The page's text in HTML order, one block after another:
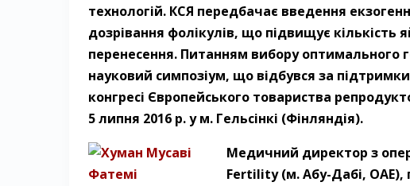
технологій. КСЯ передбачає введення
дозрівання фолікулів, що підвищує кількість
перенесення. Питанням вибору оптимального
науковий симпозіум, що відбувся за
конгресі Європейського товариства
5 липня 2016 р. у м. Гельсінкі (Фінляндія).
Медичний директор з
Fertility (м. Абу-Дабі, ОАЕ),